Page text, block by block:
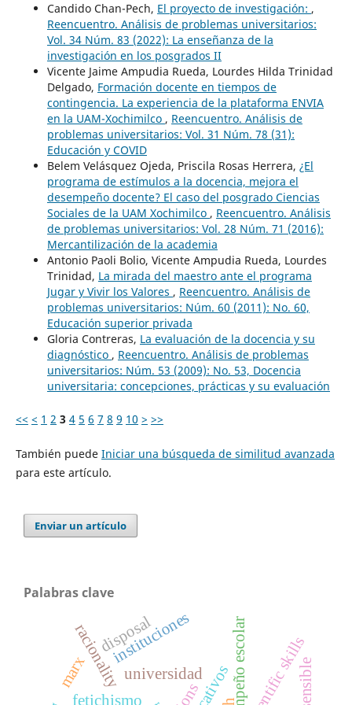
Candido Chan-Pech, El proyecto de investigación: ,
Reencuentro. Análisis de problemas universitarios:
Vol. 34 Núm. 83 (2022): La enseñanza de la
investigación en los posgrados II
Vicente Jaime Ampudia Rueda, Lourdes Hilda Trinidad
Delgado, Formación docente en tiempos de
contingencia. La experiencia de la plataforma ENVIA
en la UAM-Xochimilco , Reencuentro. Análisis de
problemas universitarios: Vol. 31 Núm. 78 (31):
Educación y COVID
Belem Velásquez Ojeda, Priscila Rosas Herrera, ¿El
programa de estímulos a la docencia, mejora el
desempeño docente? El caso del posgrado Ciencias
Sociales de la UAM Xochimilco , Reencuentro. Análisis
de problemas universitarios: Vol. 28 Núm. 71 (2016):
Mercantilización de la academia
Antonio Paoli Bolio, Vicente Ampudia Rueda, Lourdes
Trinidad, La mirada del maestro ante el programa
Jugar y Vivir los Valores , Reencuentro. Análisis de
problemas universitarios: Núm. 60 (2011): No. 60,
Educación superior privada
Gloria Contreras, La evaluación de la docencia y su
diagnóstico , Reencuentro. Análisis de problemas
universitarios: Núm. 53 (2009): No. 53, Docencia
universitaria: concepciones, prácticas y su evaluación
<< < 1 2 3 4 5 6 7 8 9 10 > >>
También puede Iniciar una búsqueda de similitud avanzada
para este artículo.
Enviar un artículo
Palabras clave
universidad
fetichismo
desempeño escolar
racionalityinstituciones
disposal
marx scientific skills